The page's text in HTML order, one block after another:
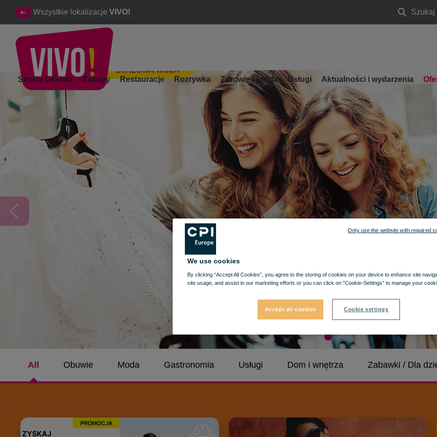
Wszystkie lokalizacje VIVO! Szukaj
Szukaj
Stalowa Wola
STALOWA WOLA
Strona Główna Zakupy Restauracje Rozrywka Zdrowie i uroda Usługi Aktualności i wydarzenia
Oferty
All Obuwie Moda Gastronomia Usługi Dom i wnętrza Zabawki / Dla
We use cookies
By clicking “Accept All Cookies”, you agree to the storing of cookies on your device to enhance site
site usage, and assist in our marketing efforts or you can click on "Cookie-Settings" to manage your
Accept all cookies Cookie settings
Only use the website with required